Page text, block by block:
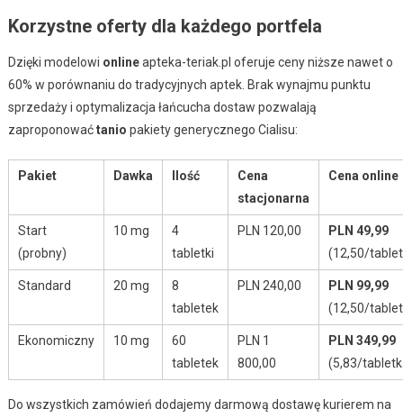
Korzystne oferty dla każdego portfela
Dzięki modelowi onlineapteka-teriak.pl oferuje ceny niższe nawet o
60% w porównaniu do tradycyjnych aptek. Brak wynajmu punktu
sprzedaży i optymalizacja łańcucha dostaw pozwalają
zaproponowaćtanio pakiety generycznego Cialisu:
Pakiet Dawka Ilość
Cena
stacjonarna
Cena online
Start
(probny)
10 mg
4
tabletki
PLN 120,00
PLN 49,99
(12,50/
Standard 20 mg
8
tabletek
PLN 240,00
PLN 99,99
(12,50/
Ekonomiczny 10 mg
60
tabletek
PLN 1
800,00
PLN 349,99
(5,83/
Do wszystkich zamówień dodajemy darmową dostawę kurierem na